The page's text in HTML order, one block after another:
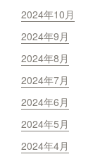
2024年10月
2024年9月
2024年8月
2024年7月
2024年6月
2024年5月
2024年4月